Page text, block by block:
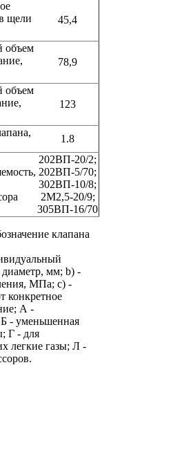
щели
45,4
объем
78,9
объем
123
1.8
202ВП-20/2;
202ВП-5/70;
302ВП-10/8;
2М2,5-20/9;
305ВП-16/70
клапана
мм; b) -
МПа; c) -
конкретное
А -
- уменьшенная
Г - для
легкие газы; Л -